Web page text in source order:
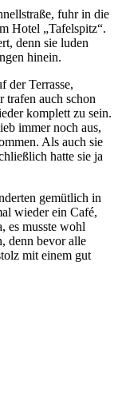
fuhr in die
Hotel „Tafelspitz“.
denn sie luden
hinein.
der Terrasse,
trafen auch schon
komplett zu sein.
immer noch aus,
Als auch sie
hatte sie ja
gemütlich in
wieder ein Café,
es musste wohl
denn bevor alle
mit einem gut